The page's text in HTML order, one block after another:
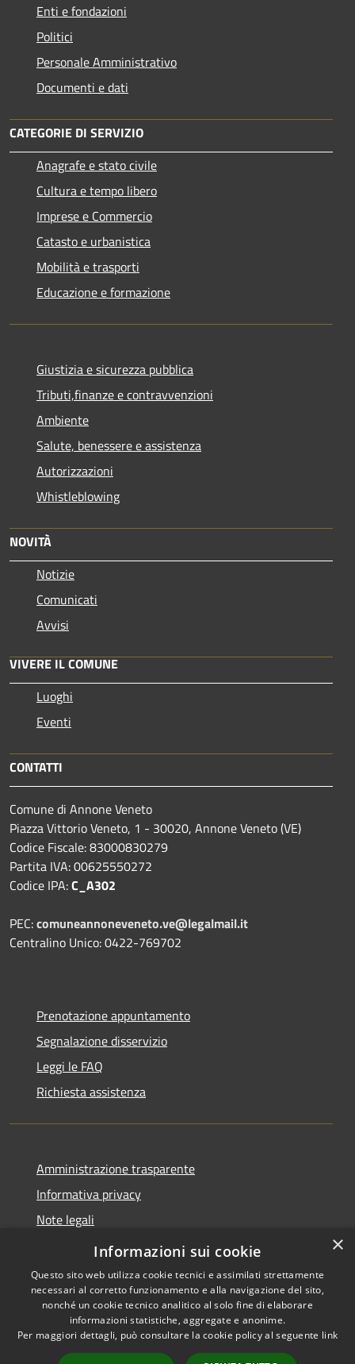
Enti e fondazioni
Politici
Personale Amministrativo
Documenti e dati
CATEGORIE DI SERVIZIO
Anagrafe e stato civile
Cultura e tempo libero
Imprese e Commercio
Catasto e urbanistica
Mobilità e trasporti
Educazione e formazione
Giustizia e sicurezza pubblica
Tributi,finanze e contravvenzioni
Ambiente
Salute, benessere e assistenza
Autorizzazioni
Whistleblowing
NOVITÀ
Notizie
Comunicati
Avvisi
VIVERE IL COMUNE
Luoghi
Eventi
CONTATTI
Comune di Annone Veneto
Piazza Vittorio Veneto, 1 - 30020, Annone Veneto (VE)
Codice Fiscale: 83000830279
Partita IVA: 00625550272
Codice IPA:C_A302
PEC:comuneannoneveneto.ve@legalmail.it
Centralino Unico: 0422-769702
Prenotazione appuntamento
Segnalazione disservizio
Leggi le FAQ
Richiesta assistenza
Amministrazione trasparente
Informativa privacy
Note legali
Dichiarazione di accessibilità
Accessibilità
Copyright © 2020 •
Comune di Annone Veneto
×
Informazioni sui cookie
Questo sito web utilizza cookie tecnici e assimilati strettamente
necessari al corretto funzionamento e alla navigazione del sito,
nonché un cookie tecnico analitico al solo fine di elaborare
informazioni statistiche, aggregate e anonime.
Per maggiori dettagli, può consultare la cookie policy al seguente link